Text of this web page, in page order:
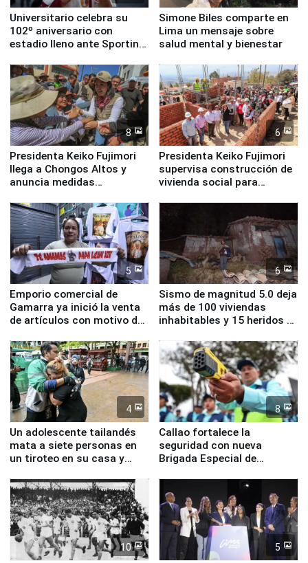
Universitario celebra su
102º aniversario con
estadio lleno ante Sporting
Simone Biles comparte en
Lima un mensaje sobre
salud mental y bienestar
8
Presidenta Keiko Fujimori
llega a Chongos Altos y
anuncia medidas
educación, salud y empleo
6
Presidenta Keiko Fujimori
supervisa construcción de
vivienda social para
5
Emporio comercial de
Gamarra ya inició la venta
de artículos con motivo de
6
Sismo de magnitud 5.0 deja
más de 100 viviendas
inhabitables y 15 heridos en
4
Un adolescente tailandés
mata a siete personas en
un tiroteo en su casa y
8
Callao fortalece la
seguridad con nueva
Brigada Especial de
equipamiento para
Serenazgo
10 5